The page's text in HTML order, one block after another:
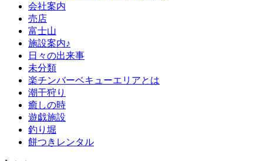
会社案内
売店
富士山
施設案内♪
日々の出来事
未分類
楽チンバーベキューエリアとは
潮干狩り
癒しの時
遊戯施設
釣り堀
餅つきレンタル